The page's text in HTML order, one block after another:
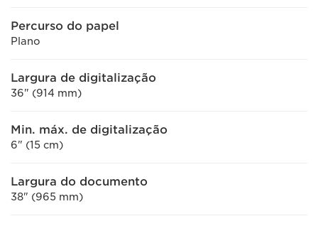
Percurso do papel
Plano
Largura de digitalização
36" (914 mm)
Min. máx. de digitalização
6" (15 cm)
Largura do documento
38" (965 mm)